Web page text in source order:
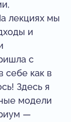
лекциях мы
и
с
себе как в
Здесь я
модели
—